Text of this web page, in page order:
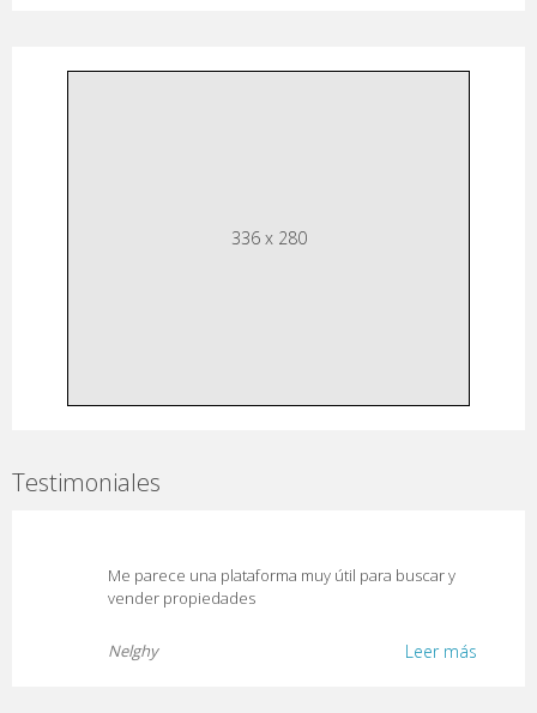
336 x 280
Testimoniales
Me parece una plataforma muy útil para buscar y
vender propiedades
Leer más
Nelghy